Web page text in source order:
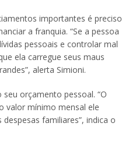
importantes é preciso
a franquia. “Se a pessoa
pessoais e controlar mal
ela carregue seus maus
alerta Simioni.
orçamento pessoal. “O
valor mínimo mensal ele
familiares”, indica o